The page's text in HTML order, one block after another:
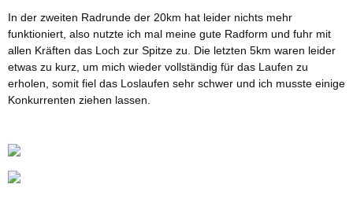
In der zweiten Radrunde der 20km hat leider nichts mehr
funktioniert, also nutzte ich mal meine gute Radform und fuhr mit
allen Kräften das Loch zur Spitze zu. Die letzten 5km waren leider
etwas zu kurz, um mich wieder vollständig für das Laufen zu
erholen, somit fiel das Loslaufen sehr schwer und ich musste einige
Konkurrenten ziehen lassen.